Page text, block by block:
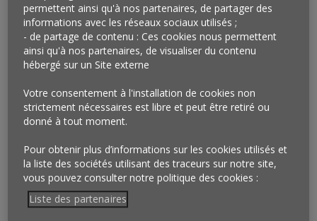
consommation qui reste raisonnée et reliée à une épargne
élevée. Mais si le ciel se dégage, des nuages
s’amoncellent : avec le retour de l’inflation fortement
ressentie et le ressac dû à la vague Omicron, les mois
prochains risquent d’être toujours aussi incertains.
Profitons donc pleinement des bonnes nouvelles de ce
Baromètre sans pour autant minorer les inquiétudes qui y
sont exprimées.
Lors du Baromètre Observatoire Cetelem 2021,
nous avions quitté les Européens avec le moral en berne.
Les vagues successives de la crise sanitaire avaient érodé
leur euphorie enregistrée l’année précédente.
permettent ainsi qu'à nos partenaires, de partager des
informations avec les réseaux sociaux utilisés ;
- de partage de contenu : Ces cookies nous permettent
ainsi qu'à nos partenaires, de visualiser du contenu
hébergé sur un Site externe
Votre consentement à l'installation de cookies non
strictement nécessaires est libre et peut être retiré ou
donné à tout moment.
Pour obtenir plus d’informations sur les cookies utilisés et
la liste des sociétés utilisant des traceurs sur notre site,
vous pouvez consulter notre politique des cookies :
Liste des partenaires